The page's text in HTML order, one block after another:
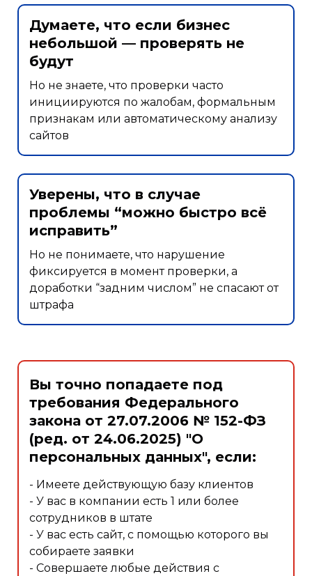
Думаете, что если бизнес
небольшой — проверять не
будут
Но не знаете, что проверки часто
инициируются по жалобам, формальным
признакам или автоматическому анализу
сайтов
Уверены, что в случае
проблемы “можно быстро всё
исправить”
Но не понимаете, что нарушение
фиксируется в момент проверки, а
доработки “задним числом” не спасают от
штрафа
Вы точно попадаете под
требования Федерального
закона от 27.07.2006 № 152-ФЗ
(ред. от 24.06.2025) "О
персональных данных", если:
- Имеете действующую базу клиентов
- У вас в компании есть 1 или более
сотрудников в штате
- У вас есть сайт, с помощью которого вы
собираете заявки
- Совершаете любые действия с